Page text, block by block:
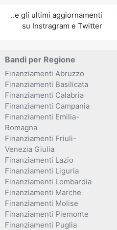
..e gli ultimi aggiornamenti
su Instragram e Twitter
Bandi per Regione
Finanziamenti Abruzzo
Finanziamenti Basilicata
Finanziamenti Calabria
Finanziamenti Campania
Finanziamenti Emilia-
Romagna
Finanziamenti Friuli-
Venezia Giulia
Finanziamenti Lazio
Finanziamenti Liguria
Finanziamenti Lombardia
Finanziamenti Marche
Finanziamenti Molise
Finanziamenti Piemonte
Finanziamenti Puglia